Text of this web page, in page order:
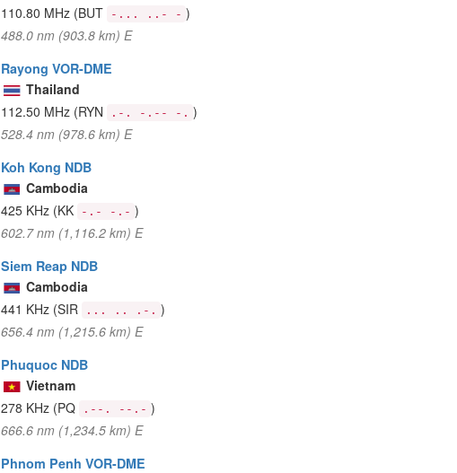
110.80 MHz (BUT -... ..- - )
488.0 nm (903.8 km) E
Rayong VOR-DME
Thailand
112.50 MHz (RYN .-. -.-- -. )
528.4 nm (978.6 km) E
Koh Kong NDB
Cambodia
425 KHz (KK -.- -.- )
602.7 nm (1,116.2 km) E
Siem Reap NDB
Cambodia
441 KHz (SIR ... .. .-. )
656.4 nm (1,215.6 km) E
Phuquoc NDB
Vietnam
278 KHz (PQ .--. --.- )
666.6 nm (1,234.5 km) E
Phnom Penh VOR-DME